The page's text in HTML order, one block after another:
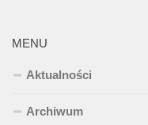
MENU
Aktualności
Archiwum